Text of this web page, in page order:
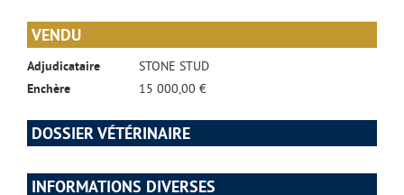
VENDU
Adjudicataire
STONE STUD
Enchère
15 000,00 €
DOSSIER VÉTÉRINAIRE
INFORMATIONS DIVERSES